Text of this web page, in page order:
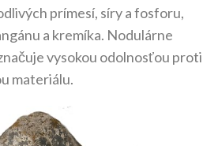
prímesí, síry a fosforu,
a kremíka. Nodulárne
vysokou odolnosťou proti
materiálu.